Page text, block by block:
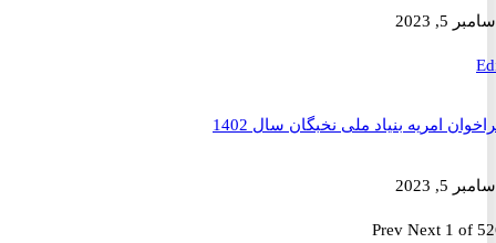
امریه بنیاد ملی نخبگان سال 1402
PrevNext 1